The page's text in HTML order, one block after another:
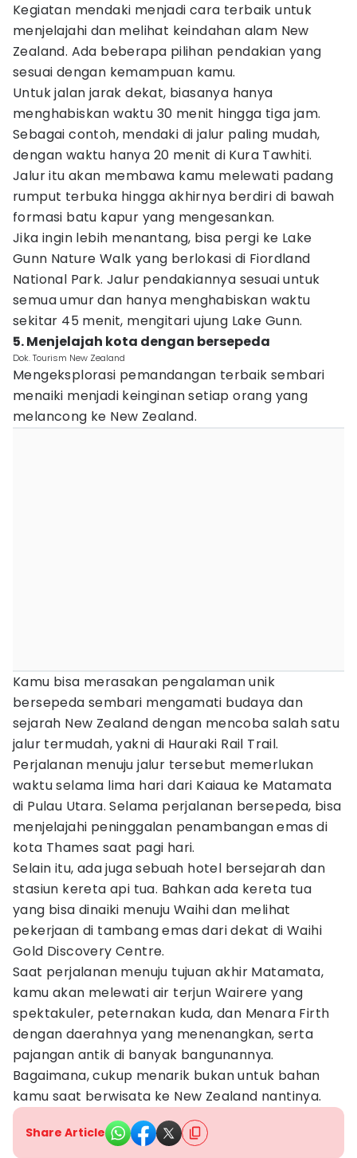
Kegiatan mendaki menjadi cara terbaik untuk
menjelajahi dan melihat keindahan alam New
Zealand. Ada beberapa pilihan pendakian yang
sesuai dengan kemampuan kamu.
Untuk jalan jarak dekat, biasanya hanya
menghabiskan waktu 30 menit hingga tiga jam.
Sebagai contoh, mendaki di jalur paling mudah,
dengan waktu hanya 20 menit di Kura Tawhiti.
Jalur itu akan membawa kamu melewati padang
rumput terbuka hingga akhirnya berdiri di bawah
formasi batu kapur yang mengesankan.
Jika ingin lebih menantang, bisa pergi ke Lake
Gunn Nature Walk yang berlokasi di Fiordland
National Park. Jalur pendakiannya sesuai untuk
semua umur dan hanya menghabiskan waktu
sekitar 45 menit, mengitari ujung Lake Gunn.
5. Menjelajah kota dengan bersepeda
Dok. Tourism New Zealand
Mengeksplorasi pemandangan terbaik sembari
menaiki menjadi keinginan setiap orang yang
melancong ke New Zealand.
Kamu bisa merasakan pengalaman unik
bersepeda sembari mengamati budaya dan
sejarah New Zealand dengan mencoba salah satu
jalur termudah, yakni di Hauraki Rail Trail.
Perjalanan menuju jalur tersebut memerlukan
waktu selama lima hari dari Kaiaua ke Matamata
di Pulau Utara. Selama perjalanan bersepeda, bisa
menjelajahi peninggalan penambangan emas di
kota Thames saat pagi hari.
Selain itu, ada juga sebuah hotel bersejarah dan
stasiun kereta api tua. Bahkan ada kereta tua
yang bisa dinaiki menuju Waihi dan melihat
pekerjaan di tambang emas dari dekat di Waihi
Gold Discovery Centre.
Saat perjalanan menuju tujuan akhir Matamata,
kamu akan melewati air terjun Wairere yang
spektakuler, peternakan kuda, dan Menara Firth
dengan daerahnya yang menenangkan, serta
pajangan antik di banyak bangunannya.
Bagaimana, cukup menarik bukan untuk bahan
kamu saat berwisata ke New Zealand nantinya.
Share Article